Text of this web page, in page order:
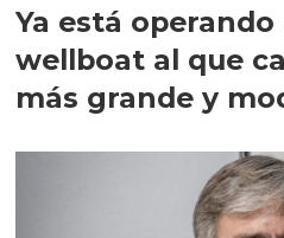
Ya está operando
wellboat al que
más grande y